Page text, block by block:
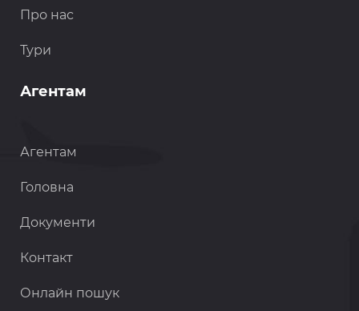
Про нас
Тури
Агентам
Агентам
Головна
Документи
Контакт
Онлайн пошук